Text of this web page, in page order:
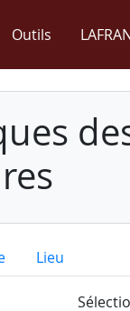
Outils
Lieu